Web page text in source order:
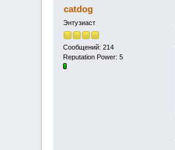
catdog
Энтузиаст
Сообщений: 214
Reputation Power: 5